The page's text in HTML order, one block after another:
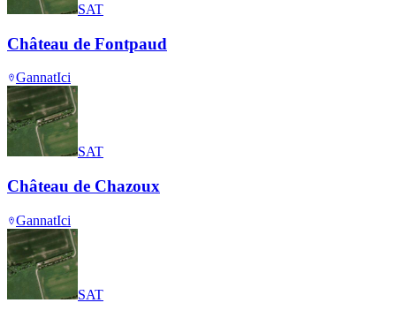
SAT
Château de Fontpaud
GannatIci
SAT
Château de Chazoux
GannatIci
SAT